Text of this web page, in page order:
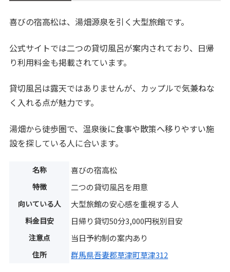
喜びの宿高松は、湯畑源泉を引く大型旅館です。
公式サイトでは二つの貸切風呂が案内されており、日帰
り利用料金も掲載されています。
貸切風呂は露天ではありませんが、カップルで気兼ねな
く入れる点が魅力です。
湯畑から徒歩圏で、温泉後に食事や散策へ移りやすい施
設を探している人に合います。
名称 喜びの宿高松
特徴 二つの貸切風呂を用意
向いている人 大型旅館の安心感を重視する人
料金目安 日帰り貸切50分3,000円税別目安
注意点 当日予約制の案内あり
住所 群馬県吾妻郡草津町草津312